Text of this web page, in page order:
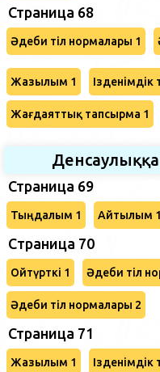
Страница 68
Әдеби тіл нормалары 1
Жазылым 1 Ізденімдік
Жағдаяттық тапсырма 1
Страница 69
Тыңдалым 1 Айтылым 1
Cтраница 70
Ойтүрткі 1 Әдеби тіл
Әдеби тіл нормалары 2
Страница 71
Жазылым 1 Ізденімдік